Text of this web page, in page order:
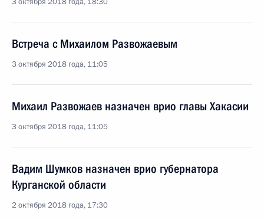
Встреча с Михаилом Развожаевым
3 октября 2018 года, 11:05
Михаил Развожаев назначен врио главы Хакасии
3 октября 2018 года, 11:05
Вадим Шумков назначен врио губернатора
Курганской области
2 октября 2018 года, 17:30